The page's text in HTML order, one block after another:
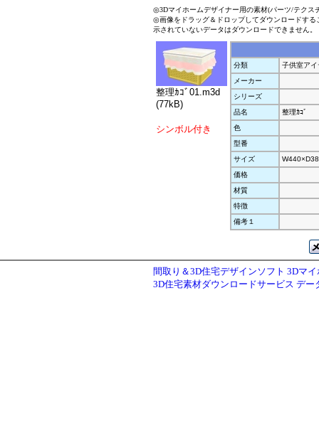
◎3Dマイホームデザイナー用の素材(パーツ/テクス
◎画像をドラッグ＆ドロップしてダウンロードす
示されていないデータはダウンロードできません。
整理ｶｺﾞ01.m3d
(77kB)
シンボル付き
分類
子供室アイ
メーカー
シリーズ
品名
整理ｶｺﾞ
色
型番
サイズ
価格
材質
特徴
備考１
間取り＆3D住宅デザインソフト 3Dマ
3D住宅素材ダウンロードサービス デー